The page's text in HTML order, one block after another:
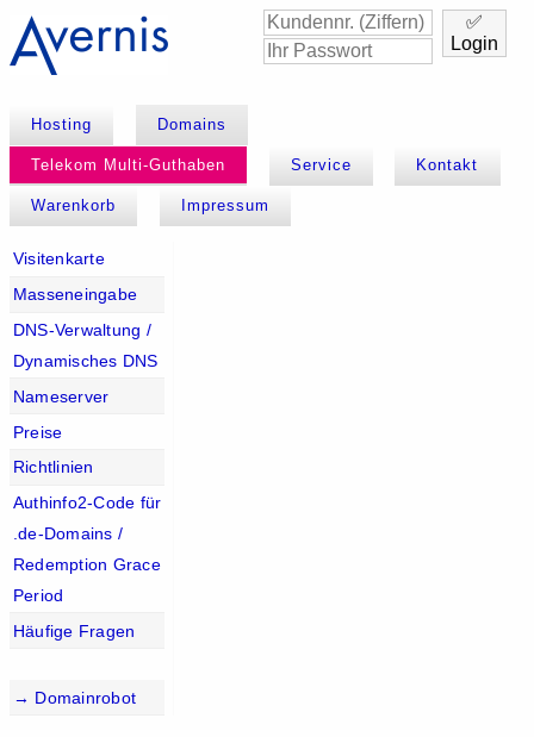
✅
Login
Hosting Domains
Telekom Multi-Guthaben Service Kontakt
Warenkorb Impressum
Visitenkarte
Masseneingabe
DNS-Verwaltung /
Dynamisches DNS
Nameserver
Preise
Richtlinien
Authinfo2-Code für
.de-Domains /
Redemption Grace
Period
Häufige Fragen
→ Domainrobot